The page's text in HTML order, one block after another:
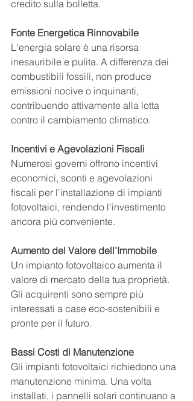
credito sulla bolletta.
Fonte Energetica Rinnovabile
L'energia solare è una risorsa
inesauribile e pulita. A differenza dei
combustibili fossili, non produce
emissioni nocive o inquinanti,
contribuendo attivamente alla lotta
contro il cambiamento climatico.
Incentivi e Agevolazioni Fiscali
Numerosi governi offrono incentivi
economici, sconti e agevolazioni
fiscali per l'installazione di impianti
fotovoltaici, rendendo l'investimento
ancora più conveniente.
Aumento del Valore dell'Immobile
Un impianto fotovoltaico aumenta il
valore di mercato della tua proprietà.
Gli acquirenti sono sempre più
interessati a case eco-sostenibili e
pronte per il futuro.
Bassi Costi di Manutenzione
Gli impianti fotovoltaici richiedono una
manutenzione minima. Una volta
installati, i pannelli solari continuano a